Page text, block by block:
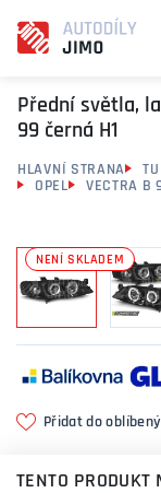
Přední světla,
99 černá H1
HLAVNÍ STRANA
OPEL
VECTRA B
NENÍ SKLADEM
Přidat do
TENTO